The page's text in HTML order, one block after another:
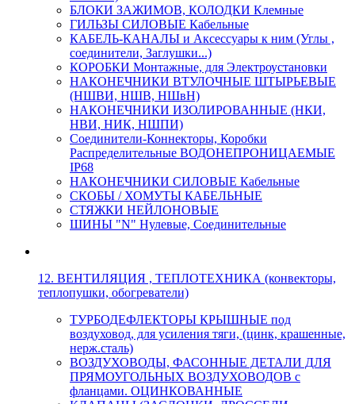
БЛОКИ ЗАЖИМОВ, КОЛОДКИ Клемные
ГИЛЬЗЫ СИЛОВЫЕ Кабельные
КАБЕЛЬ-КАНАЛЫ и Аксессуары к ним (Углы ,
соединители, Заглушки...)
КОРОБКИ Монтажные, для Электроустановки
НАКОНЕЧНИКИ ВТУЛОЧНЫЕ ШТЫРЬЕВЫЕ
(НШВИ, НШВ, НШвН)
НАКОНЕЧНИКИ ИЗОЛИРОВАННЫЕ (НКИ,
НВИ, НИК, НШПИ)
Соединители-Коннекторы, Коробки
Распределительные ВОДОНЕПРОНИЦАЕМЫЕ
IP68
НАКОНЕЧНИКИ СИЛОВЫЕ Кабельные
СКОБЫ / ХОМУТЫ КАБЕЛЬНЫЕ
СТЯЖКИ НЕЙЛОНОВЫЕ
ШИНЫ "N" Нулевые, Соединительные
12. ВЕНТИЛЯЦИЯ , ТЕПЛОТЕХНИКА (конвекторы,
теплопушки, обогреватели)
ТУРБОДЕФЛЕКТОРЫ КРЫШНЫЕ под
воздуховод, для усиления тяги, (цинк, крашенные,
нерж.сталь)
ВОЗДУХОВОДЫ, ФАСОННЫЕ ДЕТАЛИ ДЛЯ
ПРЯМОУГОЛЬНЫХ ВОЗДУХОВОДОВ с
фланцами. ОЦИНКОВАННЫЕ